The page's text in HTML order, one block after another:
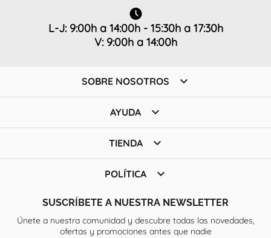
L-J: 9:00h a 14:00h - 15:30h a 17:30h
V: 9:00h a 14:00h
SOBRE NOSOTROS 
AYUDA 
TIENDA 
POLÍTICA 
SUSCRÍBETE A NUESTRA NEWSLETTER
Únete a nuestra comunidad y descubre todas las novedades,
ofertas y promociones antes que nadie